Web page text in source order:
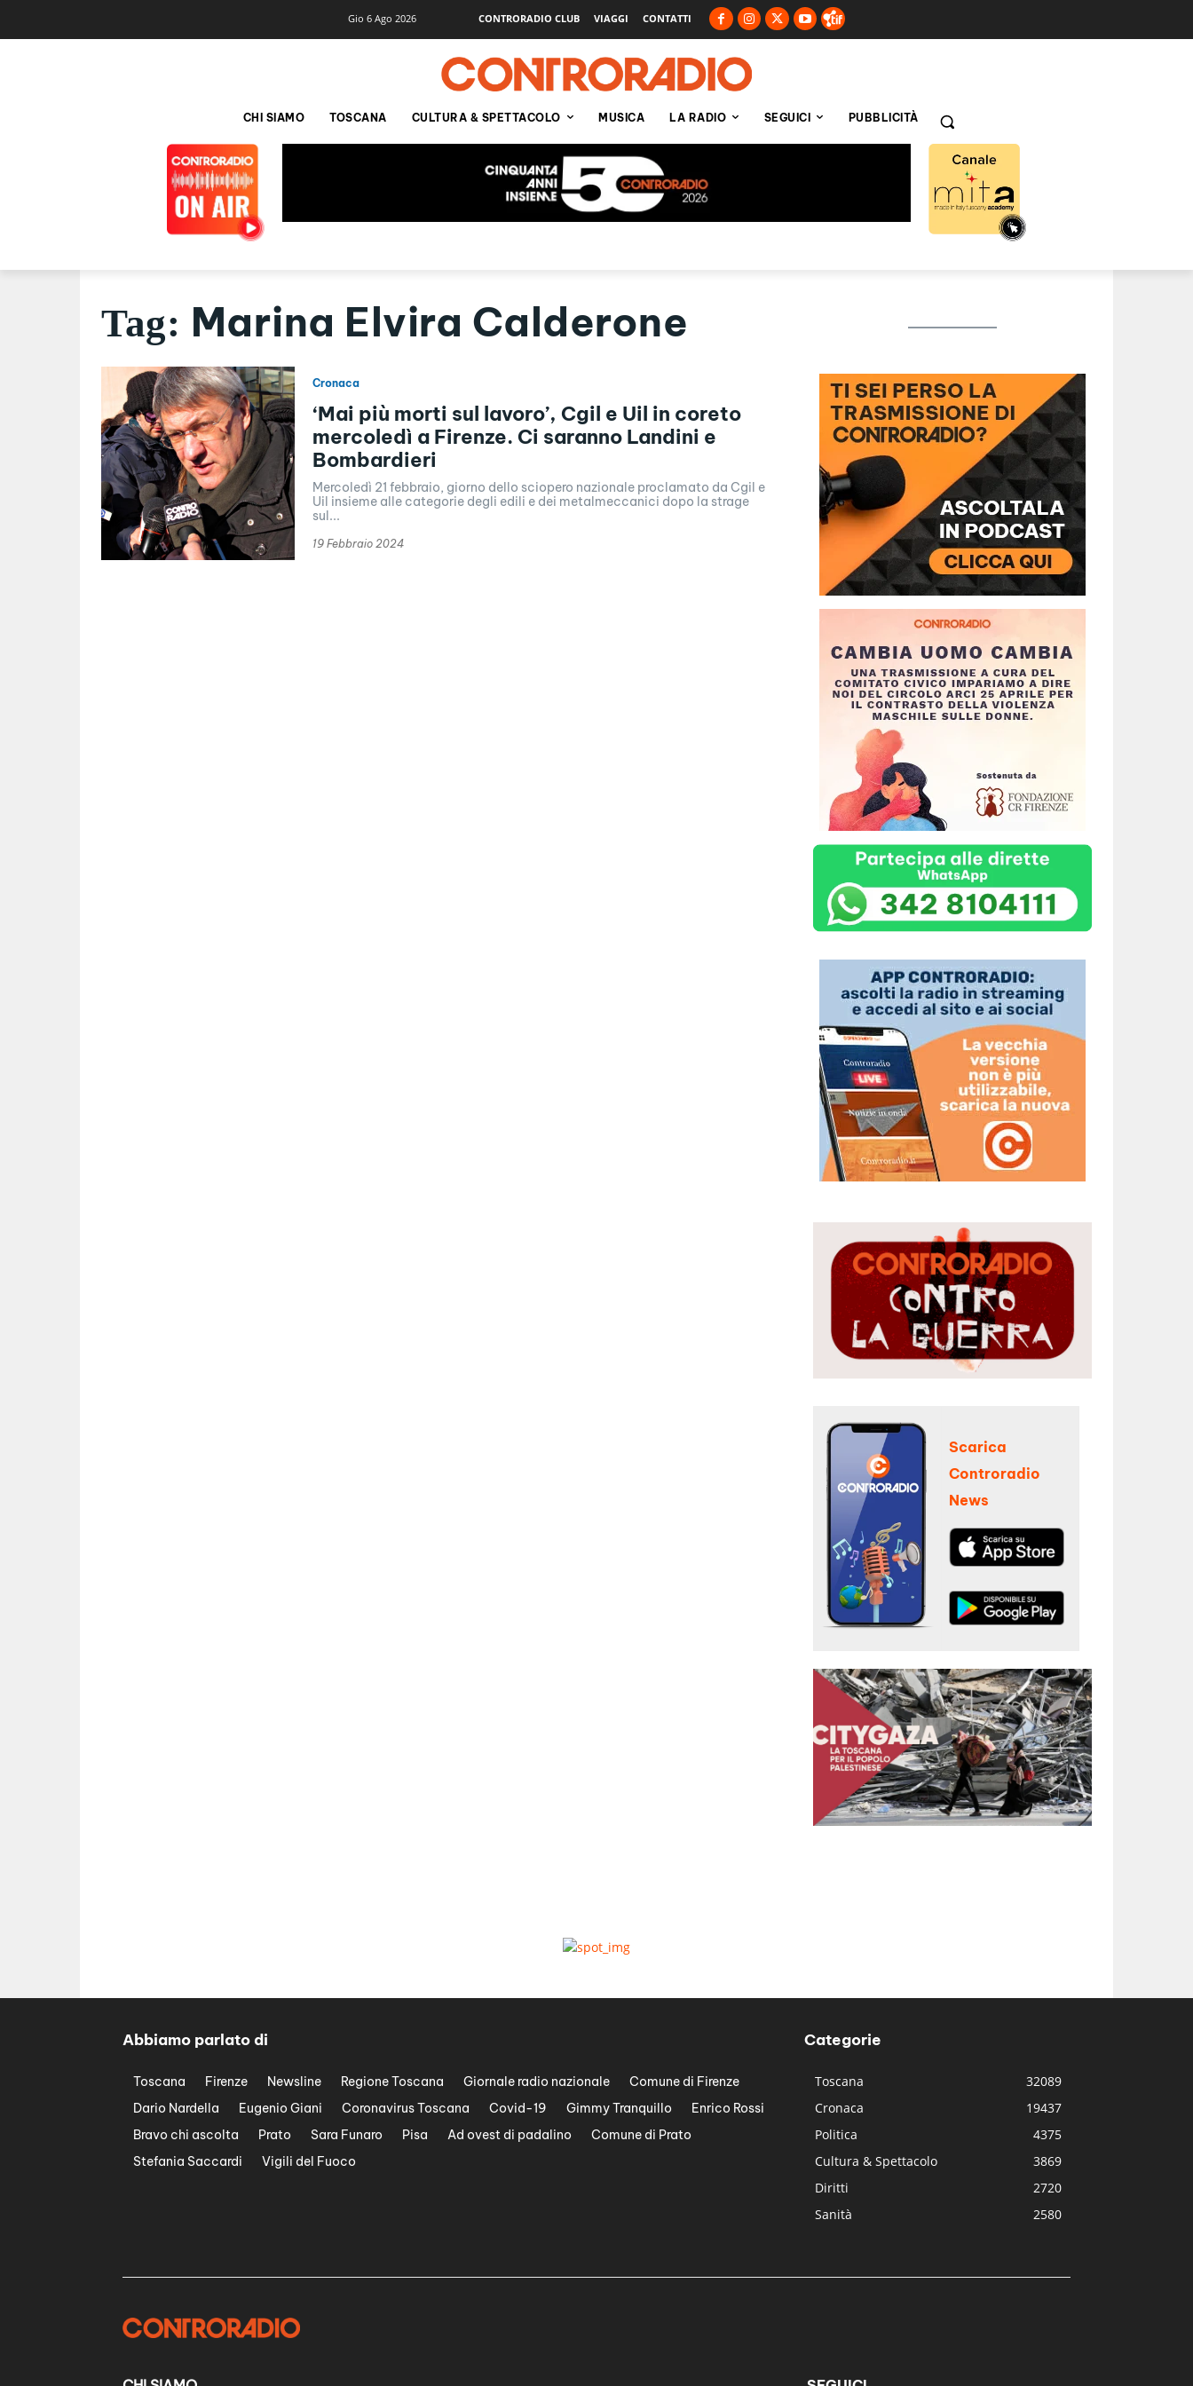
Gio 6 Ago 2026 CONTRORADIO CLUB VIAGGI CONTATTI
CHI SIAMO TOSCANA CULTURA & SPETTACOLO MUSICA LA RADIO SEGUICI PUBBLICITÀ
Tag: Marina Elvira Calderone
Cronaca
‘Mai più morti sul lavoro’, Cgil e Uil in coreto
mercoledì a Firenze. Ci saranno Landini e
Bombardieri
Mercoledì 21 febbraio, giorno dello sciopero nazionale proclamato da Cgil e
Uil insieme alle categorie degli edili e dei metalmeccanici dopo la strage
sul...
19 Febbraio 2024
Scarica
Controradio
News
Abbiamo parlato di
Toscana Firenze Newsline Regione Toscana Giornale radio nazionale
Comune di Firenze
Dario Nardella
Eugenio Giani Coronavirus Toscana Covid-19 Gimmy Tranquillo
Enrico Rossi
Bravo chi ascolta
Prato Sara Funaro Pisa Ad ovest di padalino
Comune di Prato
Stefania Saccardi
Vigili del Fuoco
Categorie
Toscana
32089
Cronaca
19437
Politica
4375
Cultura & Spettacolo
3869
Diritti
2720
Sanità
2580